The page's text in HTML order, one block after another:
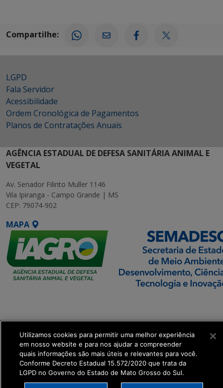
Compartilhe:
LGPD
Fala Servidor
Acessibilidade
Ordem Cronológica de Pagamentos
Planos de Contratações Anuais
AGÊNCIA ESTADUAL DE DEFESA SANITÁRIA ANIMAL E
VEGETAL
Av. Senador Filinto Muller 1146
Vila Ipiranga - Campo Grande | MS
CEP: 79074-902
MAPA
get_footer();
Utilizamos cookies para permitir uma melhor experiência
em nosso website e para nos ajudar a compreender
quais informações são mais úteis e relevantes para você.
Conforme Decreto Estadual 15.572/2020 que trata da
LGPD no Governo do Estado de Mato Grosso do Sul.